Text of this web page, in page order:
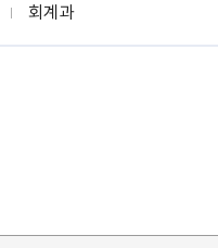
회계과